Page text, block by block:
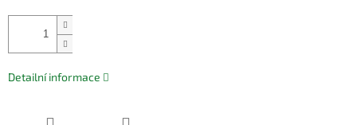
cena:
Detailní informace